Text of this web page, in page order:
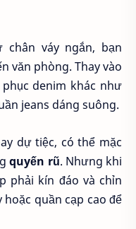
chân váy ngắn, bạn
văn phòng. Thay vào
denim khác như
jeans dáng suông.
dự tiệc, có thể mặc
quyến rũ. Nhưng khi
phải kín đáo và chỉn
hoặc quần cạp cao để